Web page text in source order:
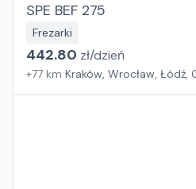
SPE BEF 275
Frezarki
442.80 zł/dzień
+77 km Kraków, Wrocław, Łódź,